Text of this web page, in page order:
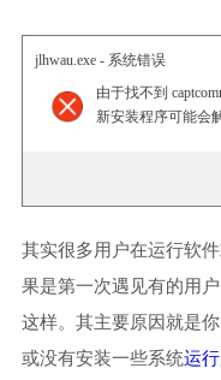
jlhwau.exe - 系统错误
由于找不到
新安装程序可能会
其实很多用户在运行软
果是第一次遇见有的用
这样。其主要原因就是
或没有安装一些系统运